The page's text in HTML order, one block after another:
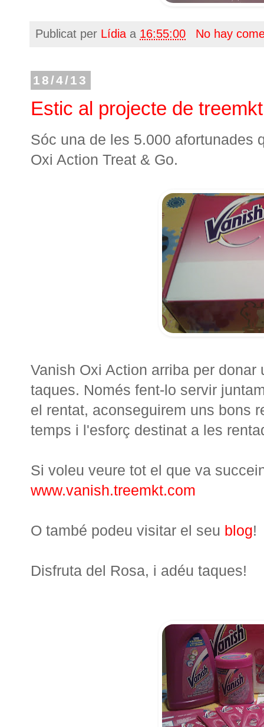
Publicat per Lídia a 16:55:00 No hay
18/4/13
Estic al projecte de
Sóc una de les 5.000 afortunades
Oxi Action Treat & Go.
Vanish Oxi Action arriba per
taques. Només fent-lo servir
el rentat, aconseguirem uns bons
temps i l'esforç destinat a les
Si voleu veure tot el que va
www.vanish.treemkt.com
O també podeu visitar el seu blog!
Disfruta del Rosa, i adéu taques!